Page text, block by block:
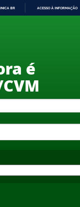
BR ACESSO À INFORMAÇÃO
é